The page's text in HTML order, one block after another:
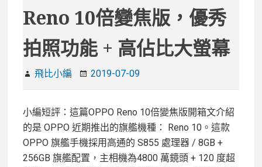
Reno 10倍變焦版，優秀
拍照功能 + 高佔比大螢幕
飛比小編 2019-07-09
小編短評：這篇OPPO Reno 10倍變焦版開箱文介紹
的是 OPPO 近期推出的旗艦機種： Reno 10。這款
OPPO 旗艦手機採用高通的 S855 處理器 / 8GB +
256GB 旗艦配置，主相機為4800 萬鏡頭 + 120 度超